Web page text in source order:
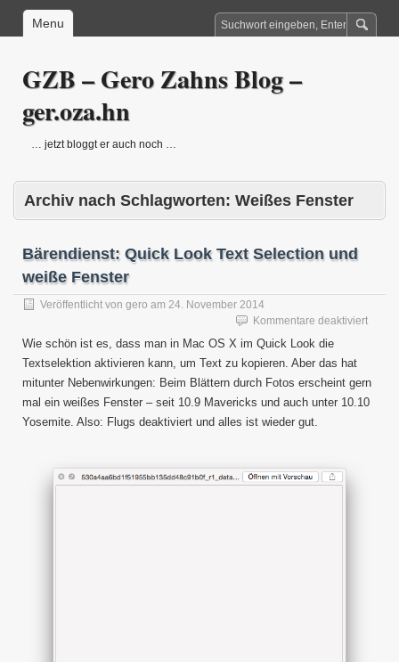
Menu
GZB – Gero Zahns Blog –
ger.oza.hn
… jetzt bloggt er auch noch …
Archiv nach Schlagworten: Weißes Fenster
Bärendienst: Quick Look Text Selection und
weiße Fenster
Veröffentlicht von gero am 24. November 2014
Kommentare deaktiviertfür
Text
Wie schön ist es, dass man in Mac OS X im Quick Look die
Textselektion aktivieren kann, um Text zu kopieren. Aber das hat
mitunter Nebenwirkungen: Beim Blättern durch Fotos erscheint gern
mal ein weißes Fenster – seit 10.9 Mavericks und auch unter 10.10
Yosemite. Also: Flugs deaktiviert und alles ist wieder gut.